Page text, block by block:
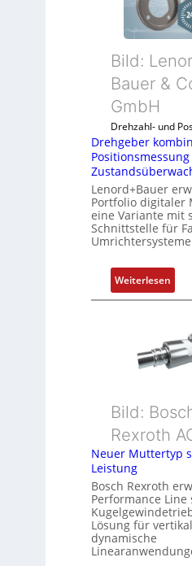
g
e
e
m
b
i
i
e
r
P
o
s
i
o
m
s
u
n
g
n
Bild:
Bauer &
GmbH
Drehzahl- und
Drehgeber
Lenord+Bauer
Portfolio digitaler
eine Variante mit
Schnittstelle für
Weiterlesen:
D
h
g
e
k
m
b
i
i
Bild:
Rexroth
Neuer Muttertyp
Leistung
Bosch Rexroth
Performance Line
Lösung für
dynamische